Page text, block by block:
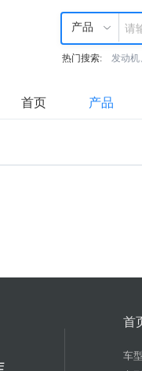
产品
热门搜索: 发动机
首页 产品
首
车